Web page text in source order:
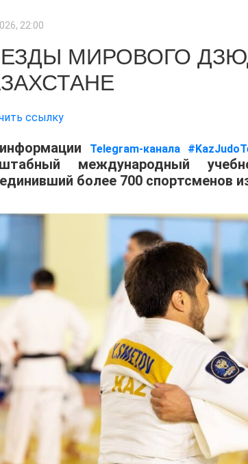
22:00
МИРОВОГО
ссылку
Telegram-канала
международный
более 700 спортсменов